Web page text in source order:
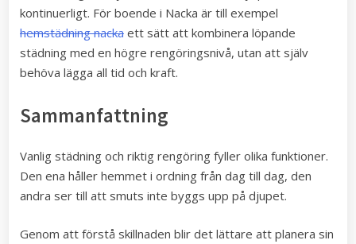
kontinuerligt. För boende i Nacka är till exempel
hemstädning nacka ett sätt att kombinera löpande
städning med en högre rengöringsnivå, utan att själv
behöva lägga all tid och kraft.
Sammanfattning
Vanlig städning och riktig rengöring fyller olika funktioner.
Den ena håller hemmet i ordning från dag till dag, den
andra ser till att smuts inte byggs upp på djupet.
Genom att förstå skillnaden blir det lättare att planera sin